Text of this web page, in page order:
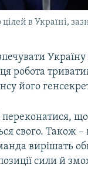
в Україні,
ця робота
його
свого. Також
вирішать
сили й